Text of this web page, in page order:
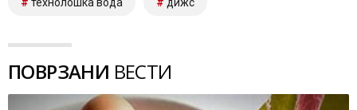
ПОВРЗАНИ ВЕСТИ